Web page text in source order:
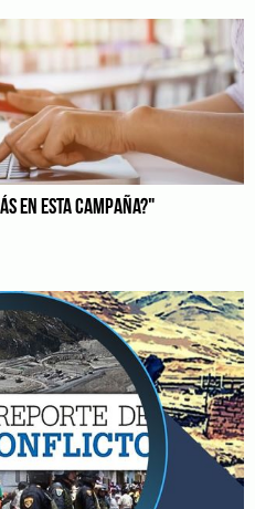
EN ESTA CAMPAÑA?"